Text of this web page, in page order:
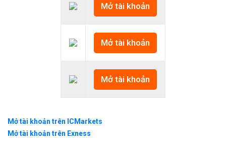
Mở tài khoản
Mở tài khoản
Mở tài khoản
Mở tài khoản trên ICMarkets
Mở tài khoản trên Exness